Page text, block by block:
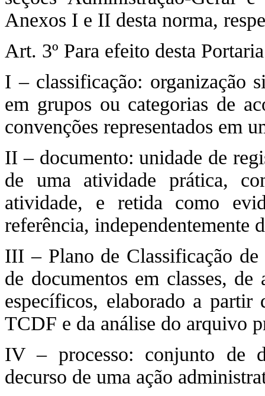
Anexos I e II desta norma,
Art. 3º Para efeito desta
I – classificação: organização
em grupos ou categorias de
convenções representados em
II – documento: unidade de
de uma atividade prática,
atividade, e retida como
referência, independentemente
III – Plano de Classificação de
de documentos em classes,
específicos, elaborado a partir
TCDF e da análise do arquivo
IV – processo: conjunto de
decurso de uma ação